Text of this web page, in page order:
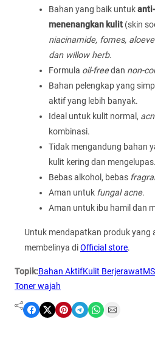
Bahan yang baik untuk
menenangkan kulit (skin
niacinamide, fomes,
dan willow herb.
Formula oil-freedan non-
Bahan pelengkap yang
aktif yang lebih banyak.
Ideal untuk kulit normal,
kombinasi.
Tidak mengandung bahan
kulit kering dan mengelupas.
Bebas alkohol, bebas
Aman untuk fungal acne.
Aman untuk ibu hamil dan
Untuk mendapatkan produk yang
membelinya diOfficial store.
Topik:Bahan AktifKulit Berjerawat
Toner wajah
Share on Facebook Share on X Share on Pinterest Share on Telegram Share on WhatsApp Share on Email